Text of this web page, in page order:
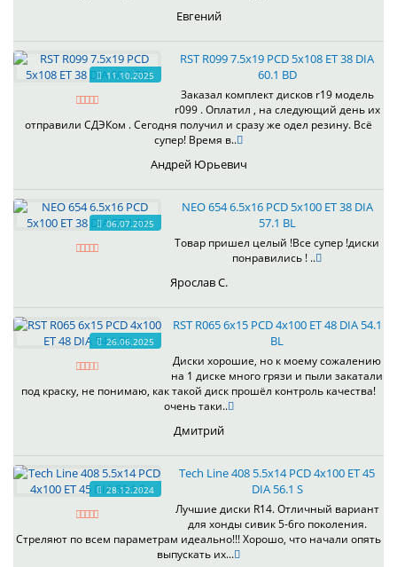
Евгений
11.10.2025
RST R099 7.5x19 PCD 5x108 ET 38 DIA
60.1 BD
Заказал комплект дисков r19 модель
r099 . Оплатил , на следующий день их
отправили СДЭКом . Сегодня получил и сразу же одел резину. Всё
супер! Время в..
Андрей Юрьевич
06.07.2025
NEO 654 6.5x16 PCD 5x100 ET 38 DIA
57.1 BL
Товар пришел целый !Все супер !диски
понравились ! ..
Ярослав С.
26.06.2025
RST R065 6x15 PCD 4x100 ET 48 DIA 54.1
BL
Диски хорошие, но к моему сожалению
на 1 диске много грязи и пыли закатали
под краску, не понимаю, как такой диск прошёл контроль качества!
очень таки..
Дмитрий
28.12.2024
Tech Line 408 5.5x14 PCD 4x100 ET 45
DIA 56.1 S
Лучшие диски R14. Отличный вариант
для хонды сивик 5-6го поколения.
Стреляют по всем параметрам идеально!!! Хорошо, что начали опять
выпускать их...